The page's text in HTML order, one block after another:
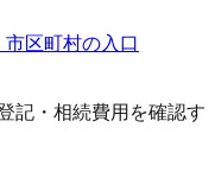
区町村の入口
記・相続費用を確認す